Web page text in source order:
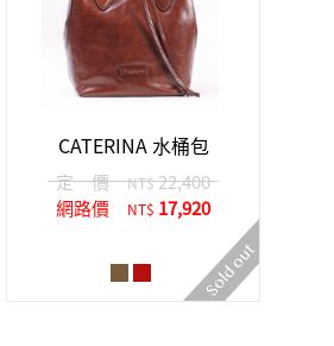
CATERINA 水桶包
定 價 NT$22,400
網路價
NT$ 17,920